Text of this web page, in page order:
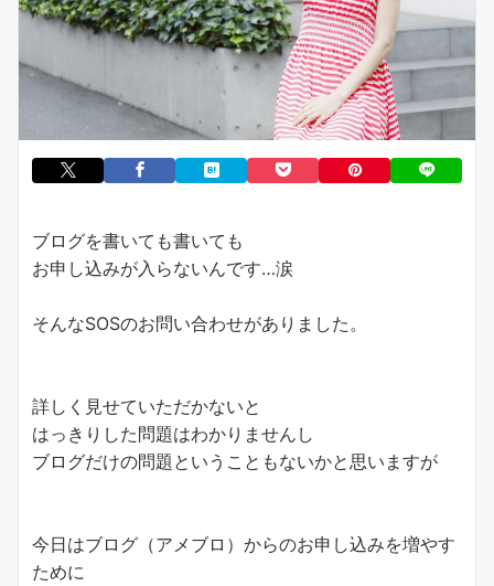
ブログを書いても書いても
お申し込みが入らないんです…涙
そんなSOSのお問い合わせがありました。
詳しく見せていただかないと
はっきりした問題はわかりませんし
ブログだけの問題ということもないかと思いますが
今日はブログ（アメブロ）からのお申し込みを増やす
ために